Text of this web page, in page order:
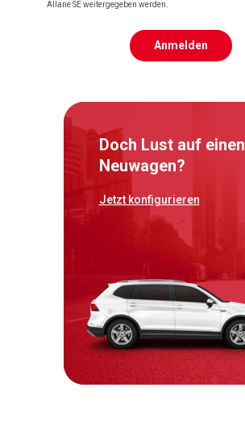
Allane SE weitergegeben werden.
Anmelden
Doch Lust auf einen
Neuwagen?
Jetzt konfigurieren